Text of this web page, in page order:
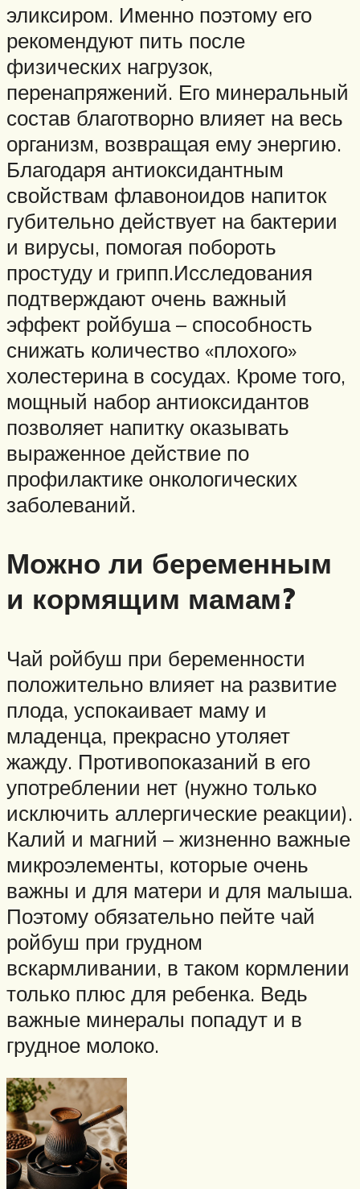
эликсиром. Именно поэтому его
рекомендуют пить после
физических нагрузок,
перенапряжений. Его минеральный
состав благотворно влияет на весь
организм, возвращая ему энергию.
Благодаря антиоксидантным
свойствам флавоноидов напиток
губительно действует на бактерии
и вирусы, помогая побороть
простуду и грипп.Исследования
подтверждают очень важный
эффект ройбуша – способность
снижать количество «плохого»
холестерина в сосудах. Кроме того,
мощный набор антиоксидантов
позволяет напитку оказывать
выраженное действие по
профилактике онкологических
заболеваний.
Можно ли беременным
и кормящим мамам?
Чай ройбуш при беременности
положительно влияет на развитие
плода, успокаивает маму и
младенца, прекрасно утоляет
жажду. Противопоказаний в его
употреблении нет (нужно только
исключить аллергические реакции).
Калий и магний – жизненно важные
микроэлементы, которые очень
важны и для матери и для малыша.
Поэтому обязательно пейте чай
ройбуш при грудном
вскармливании, в таком кормлении
только плюс для ребенка. Ведь
важные минералы попадут и в
грудное молоко.